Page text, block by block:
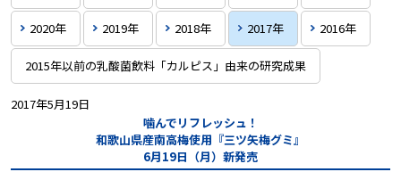
2020年 2019年 2018年 2017年 2016年
2015年以前の乳酸菌飲料「カルピス」由来の研究成果
2017年5月19日
噛んでリフレッシュ！
和歌山県産南高梅使用『三ツ矢梅グミ』
6月19日（月）新発売